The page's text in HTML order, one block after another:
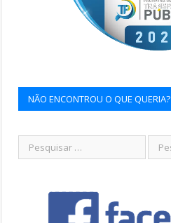
NÃO ENCONTROU O QUE QUERIA?